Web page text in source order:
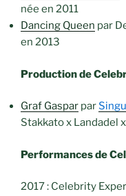
née en 2011
Dancing Queen par
en 2013
Production de
Graf Gaspar par
Stakkato x Landadel
Performances de
2017 : Celebrity